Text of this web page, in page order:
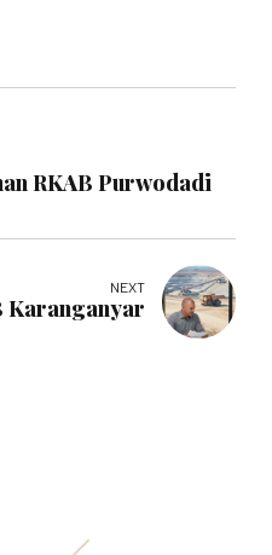
RKAB Purwodadi
NEXT
Karanganyar